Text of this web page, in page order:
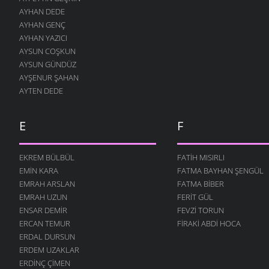
İNSANLIK
24 OCAK 2011
GELSIN -2
19 ARALIK 2010
ÇOCUĞUM
13 ARALIK 2010
UTANSIN
5 ARALIK 2010
GELSIN
30 KASIM 2010
ÖĞRETMEN
22 KASIM 2010
DEĞIL MI?
22 KASIM 2010
AŞKI NEYLEYIM
AYHAN DEDE
AYHAN GENÇ
AYHAN YAZICI
AYSUN COŞKUN
AYSUN GÜNDÜZ
AYŞENUR ŞAHAN
AYTEN DEDE
E
EKREM BÜLBÜL
EMIN KARA
EMRAH ARSLAN
EMRAH UZUN
ENSAR DEMIR
ERCAN TEMUR
ERDAL DURSUN
ERDEM UZAKLAR
ERDINÇ ÇIMEN
F
FATIH MISIRLI
FATMA BAYHAN ŞENGÜL
FATMA BIBER
FERIT GÜL
FEVZI TORUN
FIRAKI ABDI HOCA